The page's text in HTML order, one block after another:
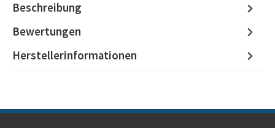
Beschreibung
Bewertungen
Herstellerinformationen